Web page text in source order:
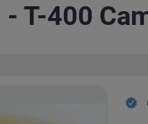
T-400